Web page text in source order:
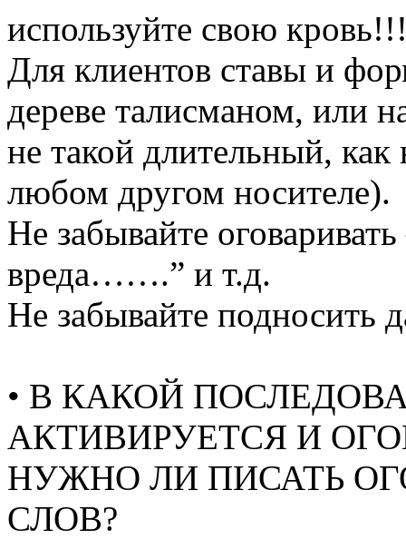
используйте свою
Для клиентов ставы и
дереве талисманом, или
не такой длительный,
любом другом носителе).
Не забывайте
вреда…….” и т.д.
Не забывайте подносить
• В КАКОЙ
АКТИВИРУЕТСЯ И
НУЖНО ЛИ ПИСАТЬ
СЛОВ?